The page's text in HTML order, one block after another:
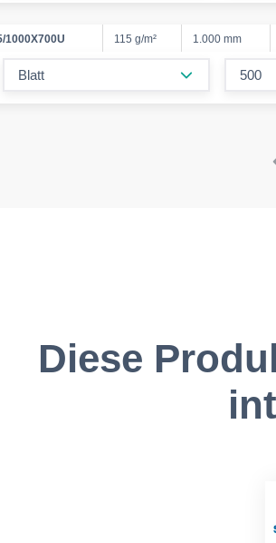
1000X700U 115 g/m² 1.000 mm
Diese